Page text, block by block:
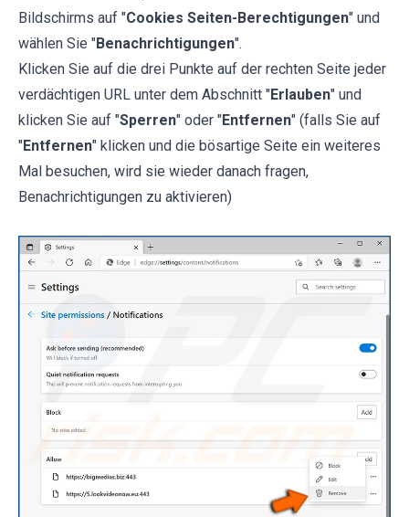
Bildschirms auf "Cookies Seiten-Berechtigungen" und
wählen Sie "Benachrichtigungen".
Klicken Sie auf die drei Punkte auf der rechten Seite jeder
verdächtigen URL unter dem Abschnitt "Erlauben" und
klicken Sie auf "Sperren" oder "Entfernen" (falls Sie auf
"Entfernen" klicken und die bösartige Seite ein weiteres
Mal besuchen, wird sie wieder danach fragen,
Benachrichtigungen zu aktivieren)